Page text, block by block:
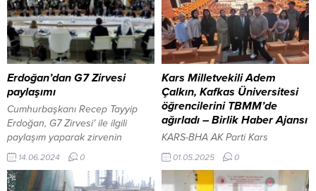
Erdoğan’dan G7 Zirvesi
paylaşımı
Cumhurbaşkanı Recep Tayyip
Erdoğan, G7 Zirvesi’ ile ilgili
paylaşım yaparak zirvenin
hayırlara vesile olmasını diledi. 14
Haziran 2024, 20:54 yayınlandı
Erdoğan’dan G7 Zirvesi paylaşımı
14.06.2024 0
Kars Milletvekili Adem
Çalkın, Kafkas Üniversitesi
öğrencilerini TBMM’de
ağırladı – Birlik Haber Ajansı
KARS-BHA AK Parti Kars
Milletvekili Adem Çalkın, Gençlik
ve Spor Bakanlığı ile Kafkas
Üniversitesi iş birliğinde
01.05.2025 0